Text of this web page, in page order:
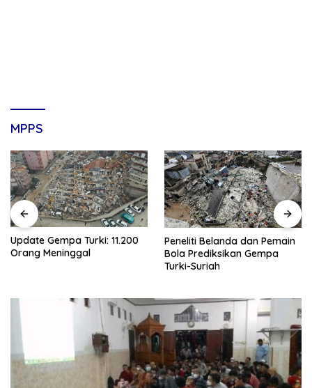
MPPS
Update Gempa Turki: 11.200
Orang Meninggal
Peneliti Belanda dan Pemain
Bola Prediksikan Gempa
Turki-Suriah